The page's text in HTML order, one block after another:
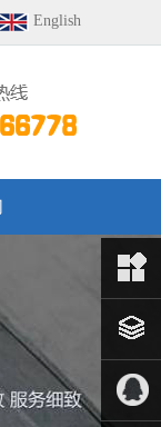
English
产品中
客户案